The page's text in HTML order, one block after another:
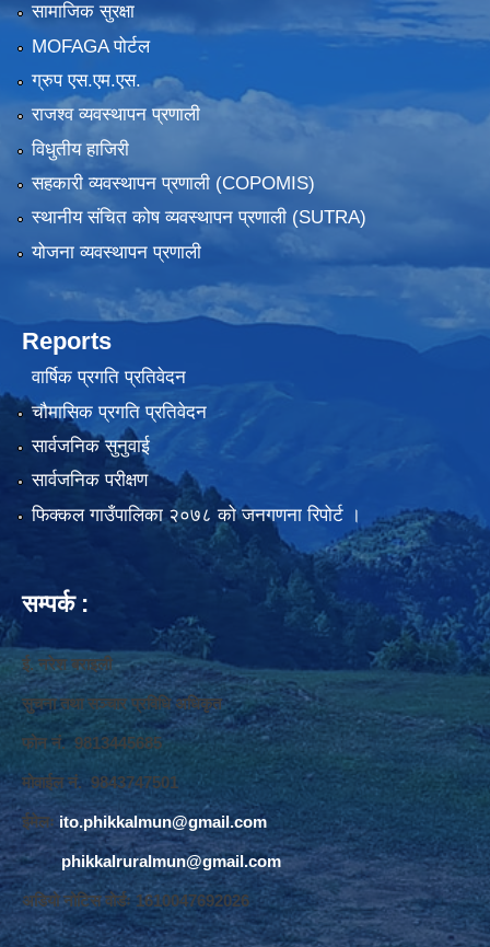
सामाजिक सुरक्षा
MOFAGA पोर्टल
ग्रुप एस.एम.एस.
राजश्व व्यवस्थापन प्रणाली
विधुतीय हाजिरी
सहकारी व्यवस्थापन प्रणाली (COPOMIS)
स्थानीय संचित कोष व्यवस्थापन प्रणाली (SUTRA)
योजना व्यवस्थापन प्रणाली
Reports
वार्षिक प्रगति प्रतिवेदन
चौमासिक प्रगति प्रतिवेदन
सार्वजनिक सुनुवाई
सार्वजनिक परीक्षण
फिक्कल गाउँपालिका २०७८ को जनगणना रिपोर्ट ।
सम्पर्क :
ई. नरेश बराइली
सुचना तथा सञ्‍चार प्रविधि अधिकृत
फोन नं. 9813445685
मोवाईल नं. 9843747501
ईमेलः ito.phikkalmun@gmail.com
phikkalruralmun@gmail.com
अडियो नोटिस वोर्डः 1610047692026